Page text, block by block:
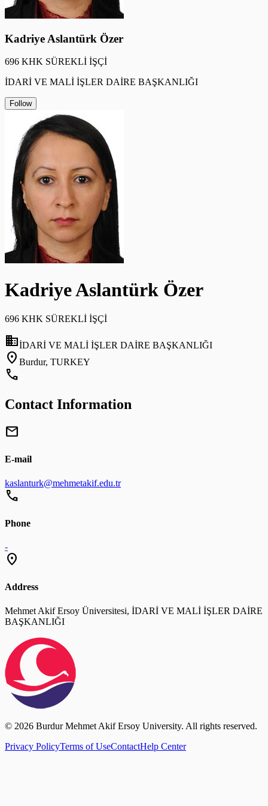
Kadriye Aslantürk Özer
696 KHK SÜREKLİ İŞÇİ
İDARİ VE MALİ İŞLER DAİRE BAŞKANLIĞI
Follow
Kadriye Aslantürk Özer
696 KHK SÜREKLİ İŞÇİ
domainİDARİ VE MALİ İŞLER DAİRE BAŞKANLIĞI
location_on Burdur, TURKEY
call
Contact Information
mail
E-mail
kaslanturk@mehmetakif.edu.tr
call
Phone
-
location_on
Address
Mehmet Akif Ersoy Üniversitesi, İDARİ VE MALİ İŞLER DAİRE
BAŞKANLIĞI
© 2026 Burdur Mehmet Akif Ersoy University. All rights reserved.
Privacy PolicyTerms of UseContactHelp Center